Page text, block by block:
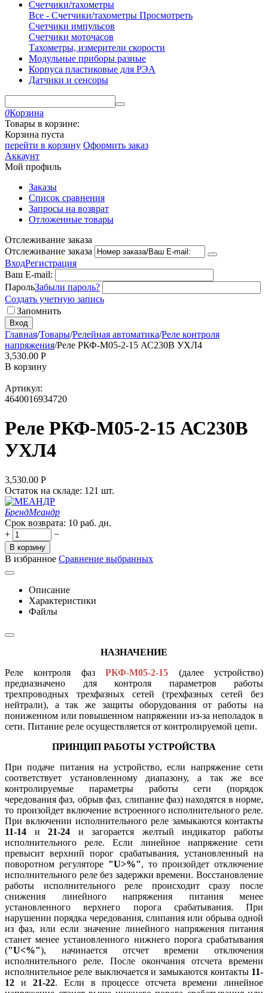
Счетчики/тахометры
Все - Счетчики/тахометры Просмотреть
Счетчики импульсов
Счетчики моточасов
Тахометры, измерители скорости
Модульные приборы разные
Корпуса пластиковые для РЭА
Датчики и сенсоры
0Корзина
Товары в корзине:
Корзина пуста
перейти в корзину Оформить заказ
Аккаунт
Мой профиль
Заказы
Список сравнения
Запросы на возврат
Отложенные товары
Отслеживание заказа
Отслеживание заказа
ВходРегистрация
Ваш E-mail:
ПарольЗабыли пароль?
Создать учетную запись
Запомнить
Вход
Главная/Товары/Релейная автоматика/Реле контроля
напряжения/Реле РКФ-М05-2-15 АС230В УХЛ4
3,530.00 Р
В корзину
Артикул:
4640016934720
Реле РКФ-М05-2-15 АС230В
УХЛ4
3,530.00 Р
Остаток на складе: 121 шт.
БрендМеандр
Срок возврата: 10 раб. дн.
+
−
В корзину
В избранное Сравнение выбранных
Описание
Характеристики
Файлы
НАЗНАЧЕНИЕ
Реле контроля фазРКФ-М05-2-15 (далее устройство)
предназначено для контроля параметров работы
трехпроводных трехфазных сетей (трехфазных сетей без
нейтрали), а так же защиты оборудования от работы на
пониженном или повышенном напряжении из-за неполадок в
сети. Питание реле осуществляется от контролируемой цепи.
ПРИНЦИП РАБОТЫ УСТРОЙСТВА
При подаче питания на устройство, если напряжение сети
соответствует установленному диапазону, а так же все
контролируемые параметры работы сети (порядок
чередования фаз, обрыв фаз, слипание фаз) находятся в норме,
то произойдет включение встроенного исполнительного реле.
При включении исполнительного реле замыкаются контакты
11-14 и21-24 и загорается желтый индикатор работы
исполнительного реле. Если линейное напряжение сети
превысит верхний порог срабатывания, установленный на
поворотном регуляторе "U>%", то произойдет отключение
исполнительного реле без задержки времени. Восстановление
работы исполнительного реле происходит сразу после
снижения линейного напряжения питания менее
установленного верхнего порога срабатывания. При
нарушении порядка чередования, слипания или обрыва одной
из фаз, или если значение линейного напряжения питания
станет менее установленного нижнего порога срабатывания
("U<%"), начинается отсчет времени отключения
исполнительного реле. После окончания отсчета времени
исполнительное реле выключается и замыкаются контакты 11-
12 и 21-22. Если в процессе отсчета времени линейное